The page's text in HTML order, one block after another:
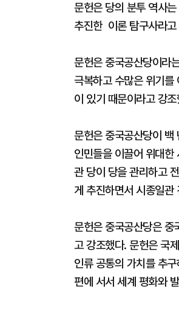
문헌은 당의 분투 역사
추진한 이론 탐구사라고
문헌은 중국공산당이라
극복하고 수많은 위기를
이 있기 때문이라고 강
문헌은 중국공산당이 백
인민들을 이끌어 위대한
관 당이 당을 관리하고
게 추진하면서 시종일관
문헌은 중국공산당은 중
고 강조했다. 문헌은 국
인류 공통의 가치를 추
편에 서서 세계 평화와